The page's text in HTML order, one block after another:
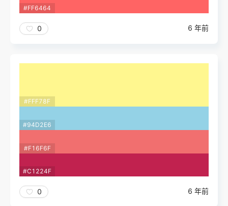
#FF6464
0 6 年前
#FFF78F
#94D2E6
#F16F6F
#C1224F
0 6 年前